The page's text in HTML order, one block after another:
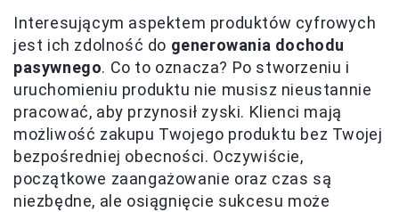
Interesującym aspektem produktów cyfrowych
jest ich zdolność do generowania dochodu
pasywnego. Co to oznacza? Po stworzeniu i
uruchomieniu produktu nie musisz nieustannie
pracować, aby przynosił zyski. Klienci mają
możliwość zakupu Twojego produktu bez Twojej
bezpośredniej obecności. Oczywiście,
początkowe zaangażowanie oraz czas są
niezbędne, ale osiągnięcie sukcesu może